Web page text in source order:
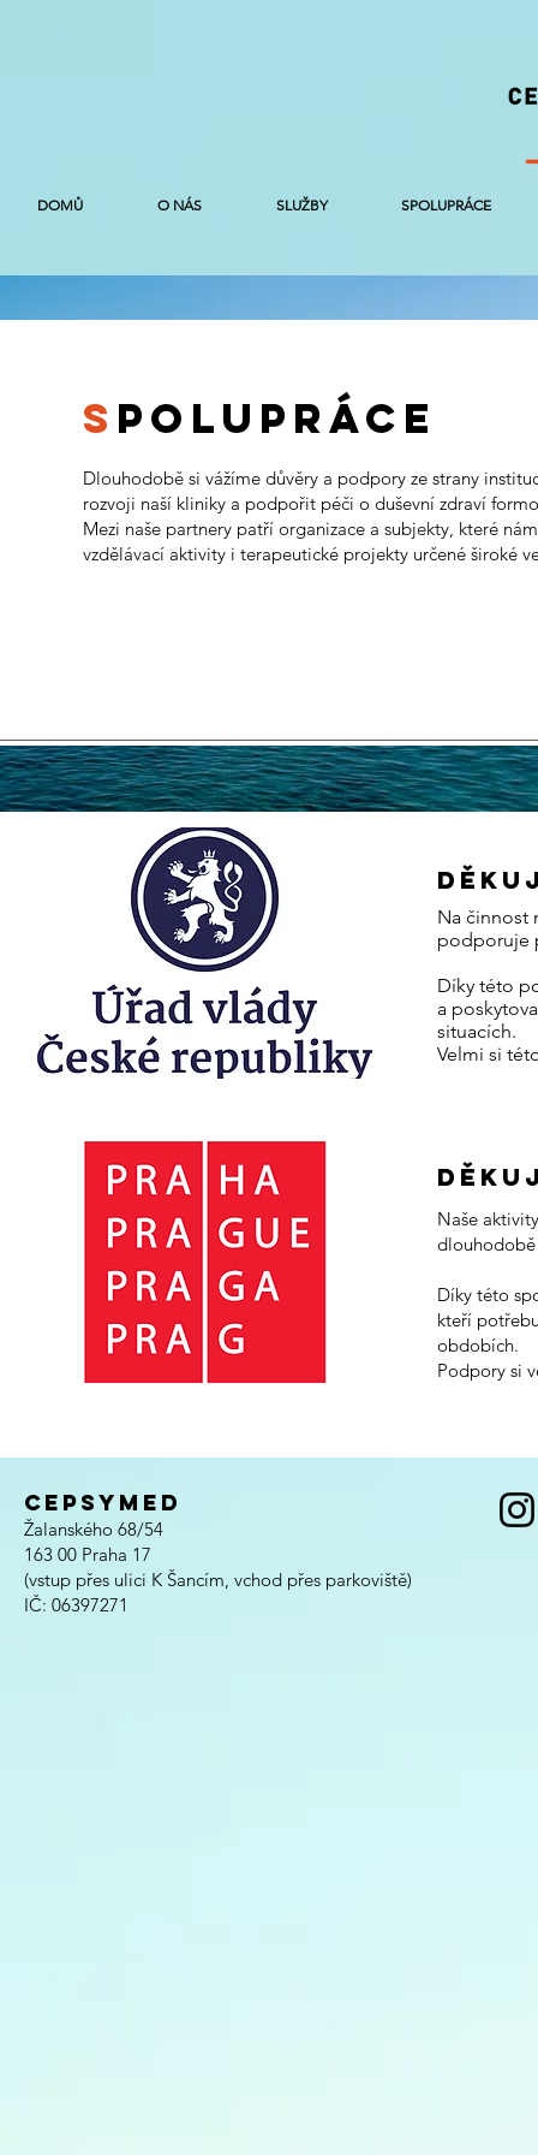
DOMŮ O NÁS SLUŽBY SPOLUPRÁCE
S POLUPRÁCE
Dlouhodobě si vážíme důvěry a podpory ze strany
rozvoji naší kliniky a podpořit péči o duševní zdraví
Mezi naše partnery patří organizace a subjekty, které
vzdělávací aktivity i terapeutické projekty určené široké
Na činnost
podporuje
Díky této
a
situacích.
Velmi si
Naše
dlouhodobě
Díky této
kteří
obdobích.
Podpory si
CEPSYMED
Žalanského 68/54
163 00 Praha 17
(vstup přes ulici K Šancím, vchod přes parkoviště)
IČ: 06397271